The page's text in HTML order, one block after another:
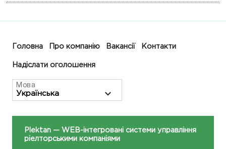
Головна Про компанію Вакансії Контакти
Надіслати оголошення
Мова
Plektan — WEB-інтегровані системи управління
ріелторськими компаніями